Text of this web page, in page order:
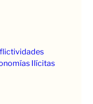
Ilícitas